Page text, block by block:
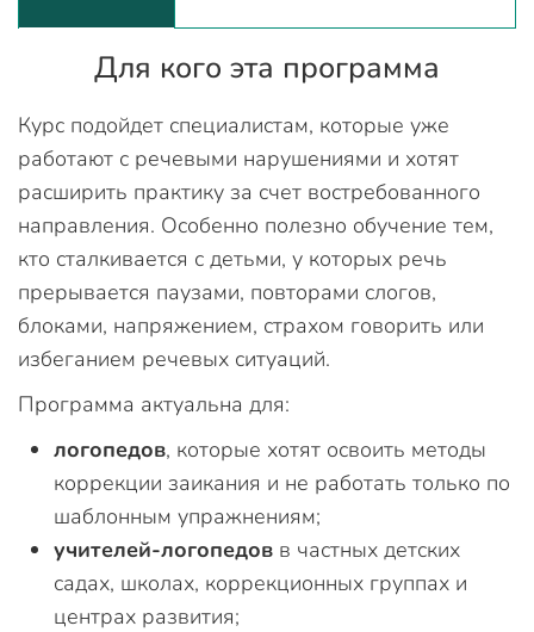
Для кого эта программа
Курс подойдет специалистам, которые уже
работают с речевыми нарушениями и хотят
расширить практику за счет востребованного
направления. Особенно полезно обучение тем,
кто сталкивается с детьми, у которых речь
прерывается паузами, повторами слогов,
блоками, напряжением, страхом говорить или
избеганием речевых ситуаций.
Программа актуальна для:
логопедов, которые хотят освоить методы
коррекции заикания и не работать только по
шаблонным упражнениям;
учителей-логопедов в частных детских
садах, школах, коррекционных группах и
центрах развития;